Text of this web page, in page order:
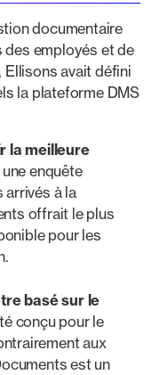
documentaire
des employés et de
Ellisons avait défini
la plateforme DMS
la meilleure
une enquête
à la
offrait le plus
pour les
basé sur le
conçu pour le
aux
est un